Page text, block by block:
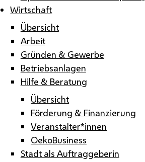
Wirtschaft
Übersicht
Arbeit
Gründen & Gewerbe
Betriebsanlagen
Hilfe & Beratung
Übersicht
Förderung & Finanzierung
Veranstalter*innen
OekoBusiness
Stadt als Auftraggeberin